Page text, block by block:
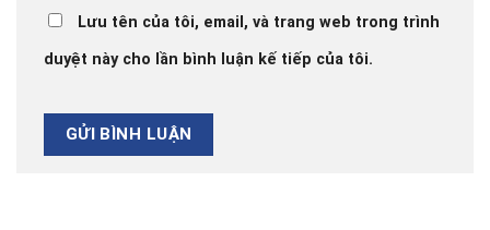
Lưu tên của tôi, email, và trang web trong trình
duyệt này cho lần bình luận kế tiếp của tôi.